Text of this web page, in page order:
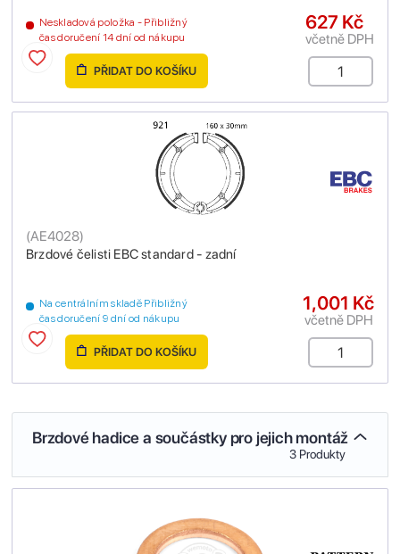
Neskladová položka - Přibližný
čas doručení 14 dní od nákupu
627 Kč
včetně DPH
PŘIDAT DO KOŠÍKU
Brzdové čelisti EBC standard - zadní
(AE4028)
Na centrálním skladě Přibližný
čas doručení 9 dní od nákupu
1,001 Kč
včetně DPH
PŘIDAT DO KOŠÍKU
Brzdové hadice a součástky pro jejich montáž
3 Produkty